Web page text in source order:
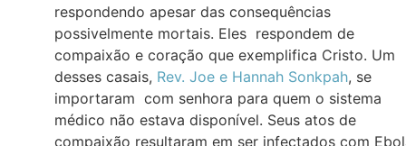
respondendo apesar das consequências
possivelmente mortais. Eles respondem de
compaixão e coração que exemplifica Cristo. Um
desses casais, Rev. Joe e Hannah Sonkpah, se
importaram com senhora para quem o sistema
médico não estava disponível. Seus atos de
compaixão resultaram em ser infectados com